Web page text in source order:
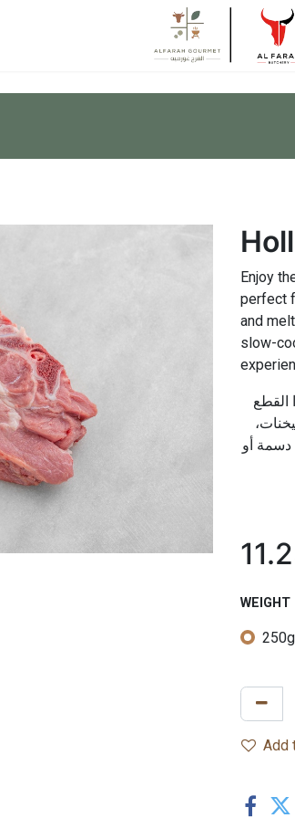
Enjoy
perfect
and
slow-
القطع
أو
WEIGHT
250g
Add